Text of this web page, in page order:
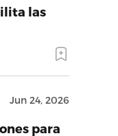
las
Jun 24, 2026
para